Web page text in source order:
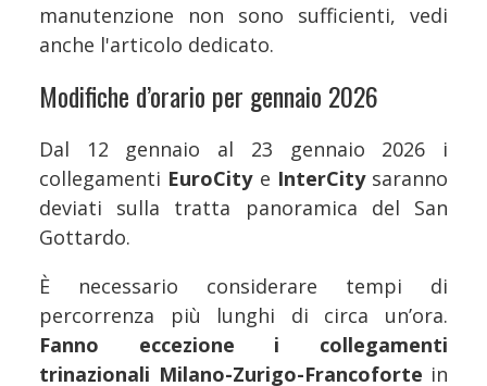
manutenzione non sono sufficienti, vedi
anche l'articolo dedicato.
Modifiche d’orario per gennaio 2026
Dal 12 gennaio al 23 gennaio 2026 i
collegamenti EuroCitye InterCitysaranno
deviati sulla tratta panoramica del San
Gottardo.
È necessario considerare tempi di
percorrenza più lunghi di circa un’ora.
Fanno eccezione i collegamenti
trinazionali Milano-Zurigo-Francoforte in